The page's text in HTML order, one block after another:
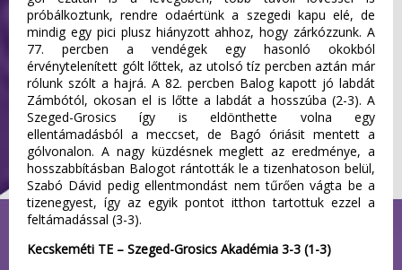
próbálkoztunk, rendre odaértünk a szegedi kapu elé, de
mindig egy pici plusz hiányzott ahhoz, hogy zárkózzunk. A
77. percben a vendégek egy hasonló okokból
érvénytelenített gólt lőttek, az utolsó tíz percben aztán már
rólunk szólt a hajrá. A 82. percben Balog kapott jó labdát
Zámbótól, okosan el is lőtte a labdát a hosszúba (2-3). A
Szeged-Grosics így is eldönthette volna egy
ellentámadásból a meccset, de Bagó óriásit mentett a
gólvonalon. A nagy küzdésnek meglett az eredménye, a
hosszabbításban Balogot rántották le a tizenhatoson belül,
Szabó Dávid pedig ellentmondást nem tűrően vágta be a
tizenegyest, így az egyik pontot itthon tartottuk ezzel a
feltámadással (3-3).
Kecskeméti TE – Szeged-Grosics Akadémia 3-3 (1-3)